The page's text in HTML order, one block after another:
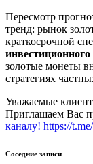
Пересмотр
тренд: рынок
краткосрочной
инвестиционного
золотые монеты
стратегиях
Уважаемые
Приглашаем Вас
каналу! https://
Соседние записи